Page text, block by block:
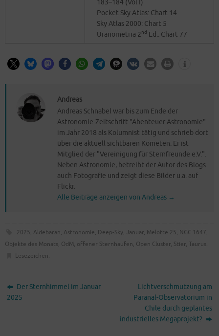
183–184 (Vol I)
Pocket Sky Atlas: Chart 14
Sky Atlas 2000: Chart 5
Urano­me­tria 2nd Ed.: Chart 77
Andreas
Andreas Schnabel war bis zum Ende der
Astronomie-Zeitschrift "Abenteuer Astronomie"
im Jahr 2018 als Kolumnist tätig und schrieb dort
über die aktuell sichtbaren Kometen. Er ist
Mitglied der "Vereinigung für Sternfreunde e.V.".
Neben Astronomie, betreibt der Autor des Blogs
auch Fotografie und zeigt diese Bilder u.a. auf
Flickr.
Alle Beiträge anzeigen von Andreas →
2025, Aldebaran, Astronomie, Deep-Sky, Januar, Melotte 25, NGC 1647,
Objekte des Monats, OdM, offener Sternhaufen, Open Cluster, Stier, Taurus.
Lesezeichen.
Der Sternhimmel im Januar
2025
Lichtverschmutzung am
Paranal-Observatorium in
Chile durch geplantes
industrielles Megaprojekt?